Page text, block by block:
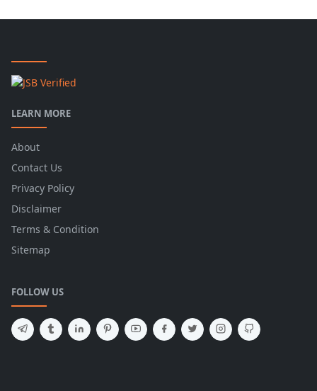
LEARN MORE
About
Contact Us
Privacy Policy
Disclaimer
Terms & Condition
Sitemap
FOLLOW US